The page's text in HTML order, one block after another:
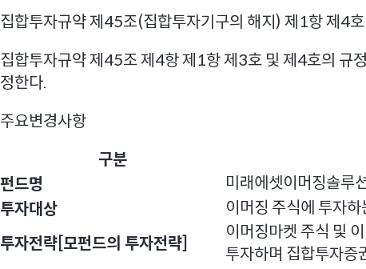
집합투자규약 제45조(집합투자기구의 해지) 제1항 제4
집합투자규약 제45조 제4항 제1항 제3호 및 제4호의 규
정한다.
주요변경사항
주
요
변
구분
펀드명
미래에셋이머징솔루
투자대상
이머징 주식에 투자
투자전략[모펀드의 투자전략]
이머징마켓 주식 및
투자하며 집합투자